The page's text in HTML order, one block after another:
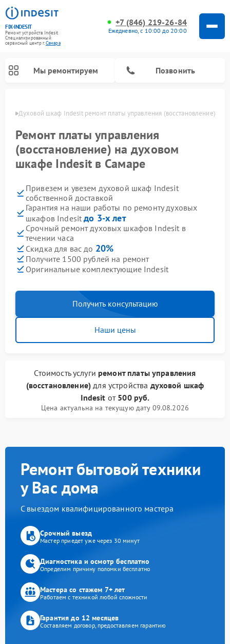
FIX-INDESIT
Ремонт устройств Indesit
Специализированный
cервисный центр г.Самара
+7 (846) 219-26-84
Ежедневно, с 10:00 до 20:00
Мы ремонтируем Позвонить
Духовой шкаф Indesit ремонт платы управления (восстановление)
Ремонт платы управления
(восстановление) на духовом
шкафе Indesit в Самаре
Привезем и увезем духовой шкаф Indesit
собственной доставкой
Гарантия на наши работы по ремонту духовых
шкафов Indesitдо 3-х лет
Срочный ремонт духовых шкафов Indesit в
течении часа
Скидка для вас до 20%
Получите 1500 рублей на ремонт
Оригинальные комплектующие Indesit
Получить консультацию
Наши цены
Стоимость услуги ремонт платы управления
(восстановление) для устройства духовой шкаф
Indesit от 500 руб.
Цена актуальна на текущую дату 09.08.2026
Ремонт бытовой техники
у Вас дома
С выездом квалифицированного мастера
Срочный выезд
Мастер приедет уже через 30 минут
Диагностика и осмотр бесплатно
Определим причину поломки бесплатно
Мастера со стажем 7+ лет
Работаем с техникой любой сложности
Гарантия до 12 месяцев
Составляем договор, предоставляем гарантию